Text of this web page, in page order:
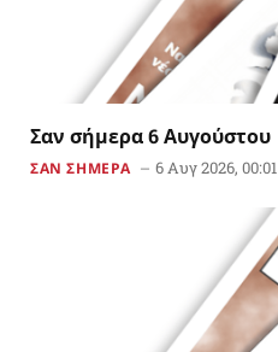
Σαν σήμερα 6 Αυγούστου
ΣΑΝ ΣΗΜΕΡΑ 6 Αυγ 2026, 00:01